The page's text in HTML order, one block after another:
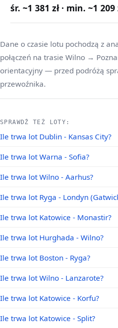
śr. ~1 381 zł · min. ~1 209
Dane o czasie lotu pochodzą z
połączeń na trasie Wilno →
orientacyjny — przed podróżą
przewoźnika.
SPRAWDŹ TEŻ LOTY:
Ile trwa lot Dublin - Kansas City?
Ile trwa lot Warna - Sofia?
Ile trwa lot Wilno - Aarhus?
Ile trwa lot Ryga - Londyn
Ile trwa lot Katowice - Monastir?
Ile trwa lot Hurghada - Wilno?
Ile trwa lot Boston - Ryga?
Ile trwa lot Wilno - Lanzarote?
Ile trwa lot Katowice - Korfu?
Ile trwa lot Katowice - Split?